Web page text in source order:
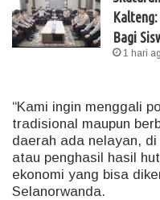
Bagi
1 hari
“Kami ingin menggali
tradisional maupun
daerah ada nelayan,
atau penghasil hasil
ekonomi yang bisa
Selanorwanda.